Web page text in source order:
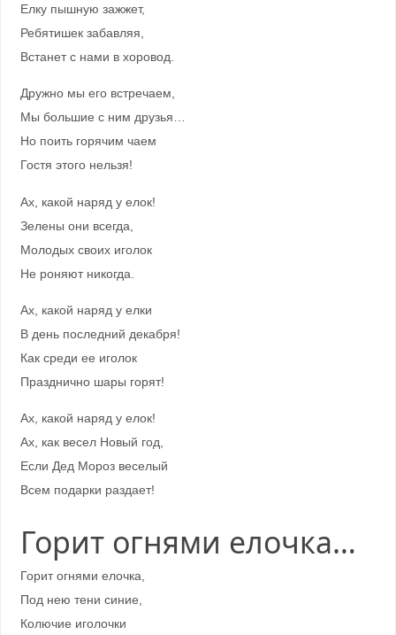
Елку пышную зажжет,
Ребятишек забавляя,
Встанет с нами в хоровод.
Дружно мы его встречаем,
Мы большие с ним друзья…
Но поить горячим чаем
Гостя этого нельзя!
Ах, какой наряд у елок!
Зелены они всегда,
Молодых своих иголок
Не роняют никогда.
Ах, какой наряд у елки
В день последний декабря!
Как среди ее иголок
Празднично шары горят!
Ах, какой наряд у елок!
Ах, как весел Новый год,
Если Дед Мороз веселый
Всем подарки раздает!
Горит огнями елочка…
Горит огнями елочка,
Под нею тени синие,
Колючие иголочки